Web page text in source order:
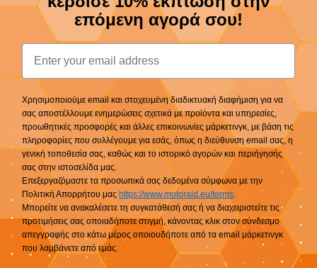
επόμενη αγορά σου!
Email
Χρησιμοποιούμε email και στοχευμένη διαδικτυακή διαφήμιση για να
σας αποστέλλουμε ενημερώσεις σχετικά με προϊόντα και υπηρεσίες,
προωθητικές προσφορές και άλλες επικοινωνίες μάρκετινγκ, με βάση τις
πληροφορίες που συλλέγουμε για εσάς, όπως η διεύθυνση email σας, η
γενική τοποθεσία σας, καθώς και το ιστορικό αγορών και περιήγησής
σας στην ιστοσελίδα μας.
Επεξεργαζόμαστε τα προσωπικά σας δεδομένα σύμφωνα με την
Πολιτική Απορρήτου μας https://www.motoraid.eu/terms.
Μπορείτε να ανακαλέσετε τη συγκατάθεσή σας ή να διαχειριστείτε τις
προτιμήσεις σας οποιαδήποτε στιγμή, κάνοντας κλικ στον σύνδεσμο
απεγγραφής στο κάτω μέρος οποιουδήποτε από τα email μάρκετινγκ
που λαμβάνετε από εμάς.